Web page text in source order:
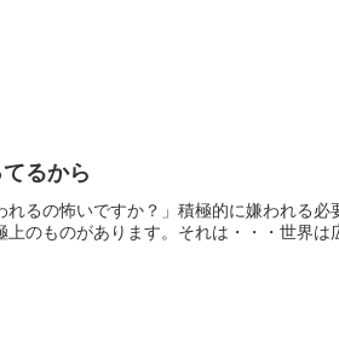
るから
るの怖いですか？」積極的に嫌われる
のものがあります。それは・・・世界は